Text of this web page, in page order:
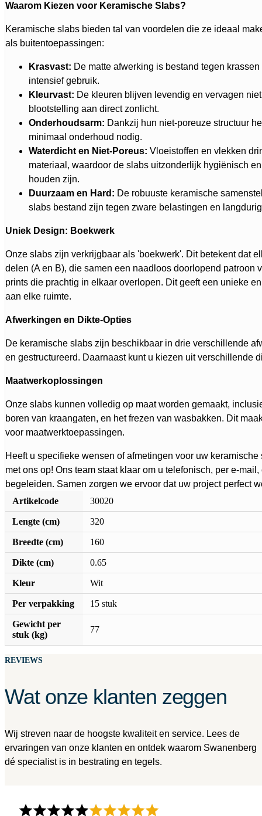
Waarom Kiezen voor Keramische Slabs?
Keramische slabs bieden tal van voordelen die ze ideaal
als buitentoepassingen:
Krasvast: De matte afwerking is bestand tegen
intensief gebruik.
Kleurvast: De kleuren blijven levendig en vervagen
blootstelling aan direct zonlicht.
Onderhoudsarm: Dankzij hun niet-poreuze structuur
minimaal onderhoud nodig.
Waterdicht en Niet-Poreus: Vloeistoffen en vlekken
materiaal, waardoor de slabs uitzonderlijk hygiënisch
houden zijn.
Duurzaam en Hard: De robuuste keramische
slabs bestand zijn tegen zware belastingen en
Uniek Design: Boekwerk
Onze slabs zijn verkrijgbaar als 'boekwerk'. Dit betekent dat
delen (A en B), die samen een naadloos doorlopend patroon
prints die prachtig in elkaar overlopen. Dit geeft een unieke
aan elke ruimte.
Afwerkingen en Dikte-Opties
De keramische slabs zijn beschikbaar in drie verschillende
en gestructureerd. Daarnaast kunt u kiezen uit verschillende
Maatwerkoplossingen
Onze slabs kunnen volledig op maat worden gemaakt,
boren van kraangaten, en het frezen van wasbakken. Dit
voor maatwerktoepassingen.
Heeft u specifieke wensen of afmetingen voor uw
met ons op! Ons team staat klaar om u telefonisch, per e-
begeleiden. Samen zorgen we ervoor dat uw project perfect
Artikelcode
30020
Lengte (cm) 320
Breedte (cm) 160
Dikte (cm) 0.65
Kleur Wit
Per verpakking 15 stuk
Gewicht per
stuk (kg)
77
REVIEWS
Wat onze klanten zeggen
Wij streven naar de hoogste kwaliteit en service. Lees de
ervaringen van onze klanten en ontdek waarom Swanenberg
dé specialist is in bestrating en tegels.